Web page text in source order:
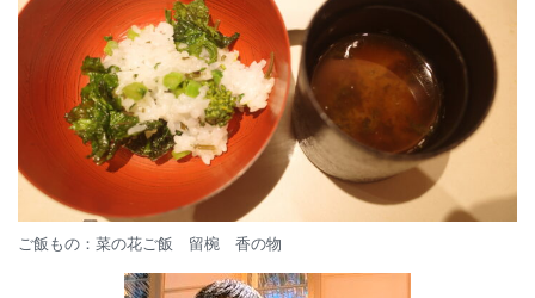
ご飯もの：菜の花ご飯 留椀 香の物